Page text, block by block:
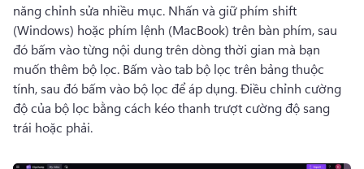
năng chỉnh sửa nhiều mục. Nhấn và giữ phím shift
(Windows) hoặc phím lệnh (MacBook) trên bàn phím, sau
đó bấm vào từng nội dung trên dòng thời gian mà bạn
muốn thêm bộ lọc. Bấm vào tab bộ lọc trên bảng thuộc
tính, sau đó bấm vào bộ lọc để áp dụng. Điều chỉnh cường
độ của bộ lọc bằng cách kéo thanh trượt cường độ sang
trái hoặc phải.